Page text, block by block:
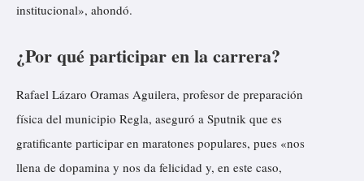
institucional», ahondó.
¿Por qué participar en la carrera?
Rafael Lázaro Oramas Aguilera, profesor de preparación
física del municipio Regla, aseguró a Sputnik que es
gratificante participar en maratones populares, pues «nos
llena de dopamina y nos da felicidad y, en este caso,